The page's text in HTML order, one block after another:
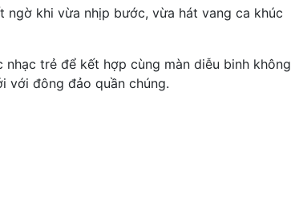
khi vừa nhịp bước, vừa hát vang ca khúc
trẻ để kết hợp cùng màn diễu binh không
với đông đảo quần chúng.